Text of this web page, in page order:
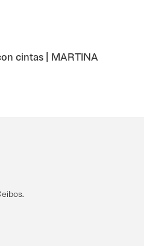
cintas | MARTINA